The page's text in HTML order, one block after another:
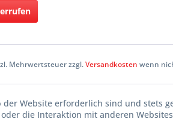
Mehrwertsteuer zzgl.Versandkosten wenn
Website erforderlich sind und stets
die Interaktion mit anderen